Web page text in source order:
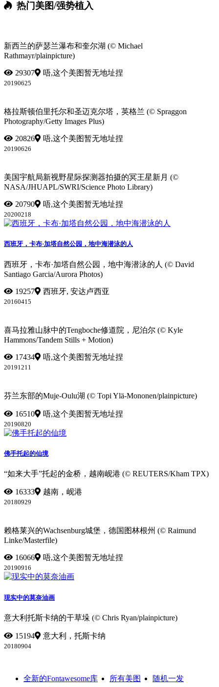
热门美图/强势植入
新西兰的萨瑟兰瀑布和奎尔湖 (© Michael
Rathmayr/plainpicture)
29307 唔,这个美图暂无地址捏
20190625
格拉斯顿伯里托尔和圣迈克尔塔，英格兰 (© Spraggon
Photography/Getty Images Plus)
20826 唔,这个美图暂无地址捏
20190626
美国宇航局新视野星际探测器拍摄的冥王星新月 (©
NASA/JHUAPL/SWRI/Science Photo Library)
20790 唔,这个美图暂无地址捏
20200218
西班牙，卡布·加塔自然公园，地中海潜泳的人
西班牙，卡布·加塔自然公园，地中海潜泳的人 (© David
Santiago Garcia/Aurora Photos)
19257 西班牙, 安达卢西亚
20160415
喜马拉雅山脉中的Tengboche修道院，尼泊尔 (© Kyle
Hammons/Tandem Stills + Motion)
17434 唔,这个美图暂无地址捏
20191211
芬兰东部的Muje-Oulu湖 (© Topi Ylä-Mononen/plainpicture)
16510 唔,这个美图暂无地址捏
20190820
佛手托起的仙境
“如来大手”托起的金桥，越南岘港 (© REUTERS/Kham TPX)
16333 越南，岘港
20180929
赖格莱兴的Wachsenburg城堡，德国图林根州 (© Raimund
Linke/Masterfile)
16066 唔,这个美图暂无地址捏
20190916
现实中的莫奈油画
意大利托斯卡纳的干草垛 (© Chris Ryan/plainpicture)
15194 意大利，托斯卡纳
20180904
全新的Fontawesome库 所有美图 随机一发